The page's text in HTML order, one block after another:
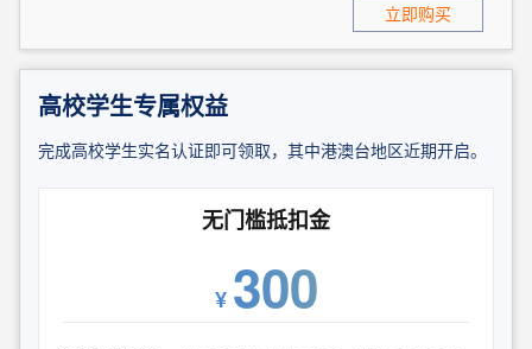
立即购买
高校学生专属权益
完成高校学生实名认证即可领取，其中港澳台地区近期开启。
无门槛抵扣金
¥ 300